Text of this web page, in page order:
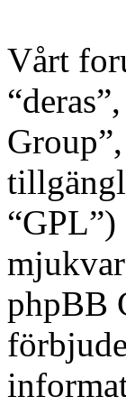
Vårt
phpBB